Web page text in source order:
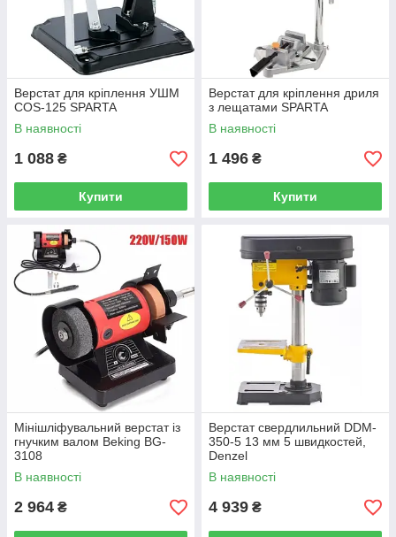
Верстат для кріплення УШМ
COS-125 SPARTA
В наявності
1 088 ₴
Купити
Верстат для кріплення дриля
з лещатами SPARTA
В наявності
1 496 ₴
Купити
Мінішліфувальний верстат із
гнучким валом Beking BG-
3108
В наявності
2 964 ₴
Верстат свердлильний DDM-
350-5 13 мм 5 швидкостей,
Denzel
В наявності
4 939 ₴